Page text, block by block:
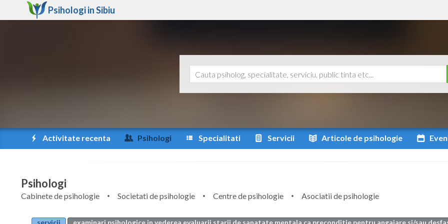
Psihologi inSibiu
Activitate recenta Psihologi Specialitati Servicii Articole de psihologie
Psihologi
Cabinete de psihologie Societati de psihologie Centre de psihologie
Asociatii de psihologie
servicii examinari psihologice in vederea evaluarii starii de sanatate mentala ca preconditie pentru angajare si/sau